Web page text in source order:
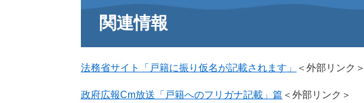
関連情報
法務省サイト「戸籍に振り仮名が記載されます」 ＜外部リンク＞
政府広報Cm放送「戸籍へのフリガナ記載」篇 ＜外部リンク＞